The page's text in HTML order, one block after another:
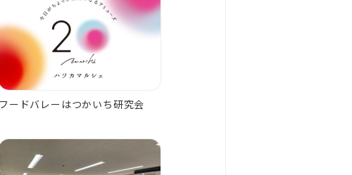
フードバレーはつかいち研究会